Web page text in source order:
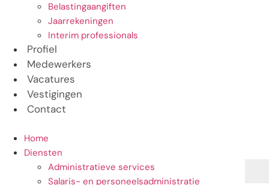
Belastingaangiften
Jaarrekeningen
Interim professionals
Profiel
Medewerkers
Vacatures
Vestigingen
Contact
Home
Diensten
Administratieve services
Salaris- en personeelsadministratie